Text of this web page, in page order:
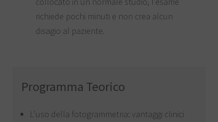
richiede pochi minuti e non crea alcun
disagio al paziente.
Programma Teorico
L’uso della fotogrammetria: vantaggi clinici